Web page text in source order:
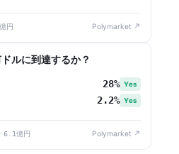
円 Polymarket ↗
ルに到達するか？
28% Yes
2.2% Yes
6.1億円 Polymarket ↗